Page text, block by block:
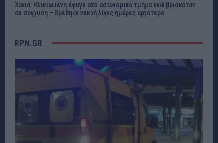
Χανιά: Ηλικιωμένη έφυγε από αστυνομικό τμήμα ενώ βρισκόταν
σε σύγχυση – Βρέθηκε νεκρή λίγες ημέρες αργότερα
RPN.GR